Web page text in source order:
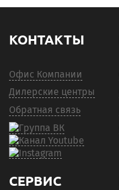
КОНТАКТЫ
Офис Компании
Дилерские центры
Обратная связь
СЕРВИС